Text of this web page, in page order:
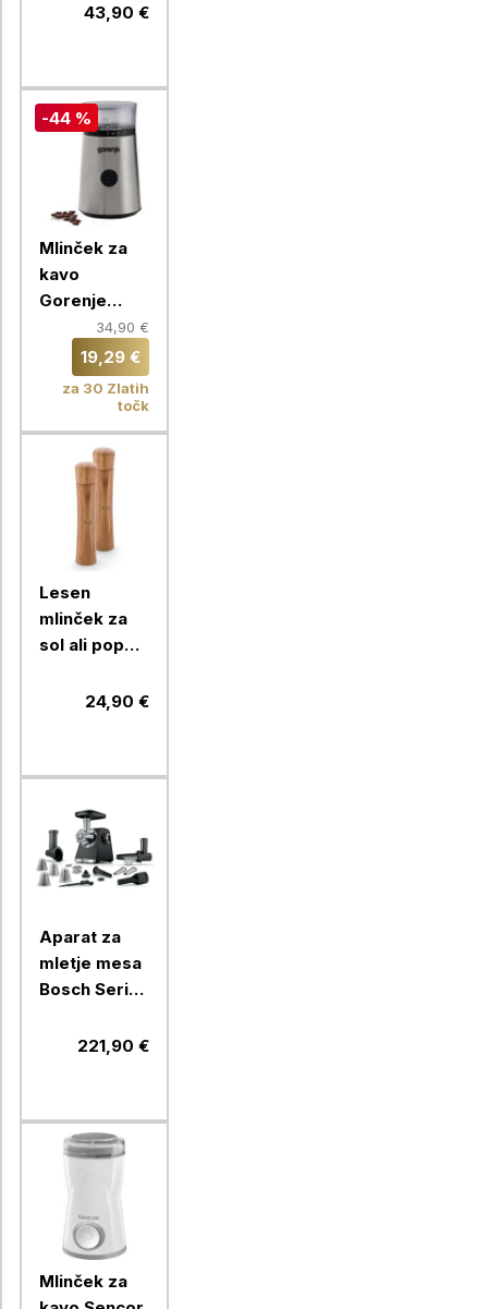
43,90 €
-44 %
Mlinček za
kavo
Gorenje
SMK150E34,90 €
19,29 €
za 30 Zlatih
točk
Lesen
mlinček za
sol ali poper
Bianca24,90 €
Aparat za
mletje mesa
Bosch Serie
MFWS660B
221,90 €
Mlinček za